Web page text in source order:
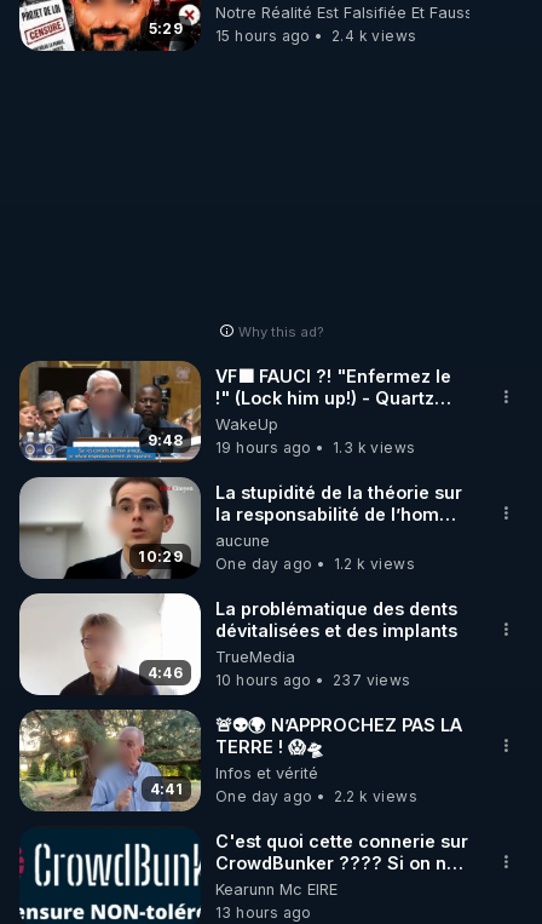
Pour obtenir les anciens numéros que vous avez
🌱 INSTAGRAM
https://www.instagram.com/rdlr_thierrycasasnovas/
http://rgnr.li/instagram
🌱 LA NEWSLETTER
Pour ne pas rater l’actualité RGNR (stages,
http://rgnr.li/news
🌱 VIDÉOS NON CENSURÉES SUR ODYSEE
Toutes les vidéos Youtube sont aussi sur la
http://rgnr.li/odysee
🌱 LES STAGES EN PRÉSENTIEL
http://rgnr.li/stages
5:29
les usagers !
Notre Réalité Est Falsifiée Et Fausse
15 hours ago
2.4 k views
Why this ad?
9:48
VF🟩 FAUCI ?! "Enfermez le
!" (Lock him up!) - Quartz
Traduction
WakeUp
19 hours ago
1.3 k views
10:29
La stupidité de la théorie sur
la responsabilité de l’homme
concernant le dioxyde de
carbone.
aucune
One day ago
1.2 k views
4:46
La problématique des dents
dévitalisées et des implants
TrueMedia
10 hours ago
237 views
4:41
🚨👽🌍 N’APPROCHEZ PAS LA
TERRE ! 😱🛸
Infos et vérité
One day ago
2.2 k views
C'est quoi cette connerie sur
CrowdBunker ???? Si on ne
peut plus publier, c'est un
peu de la censure. Ne payez
Kearunn Mc EIRE
13 hours ago